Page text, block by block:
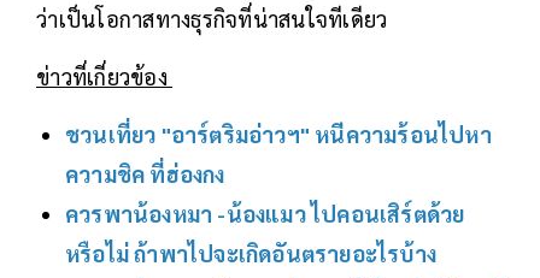
ว่าเป็นโอกาสทางธุรกิจที่น่าสนใจทีเดียว
ข่าวที่เกี่ยวข้อง
ชวนเที่ยว "อาร์ตริมอ่าวฯ" หนีความร้อนไปหา
ความชิค ที่ฮ่องกง
ควรพาน้องหมา -น้องแมว ไปคอนเสิร์ตด้วย
หรือไม่ ถ้าพาไปจะเกิดอันตรายอะไรบ้าง